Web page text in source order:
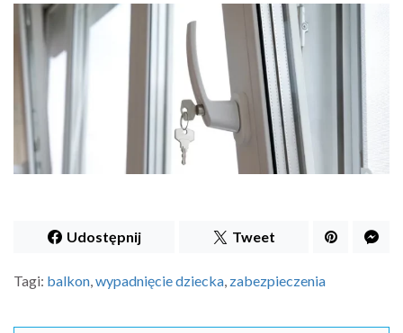
Udostępnij Tweet
Tagi: balkon,wypadnięcie dziecka, zabezpieczenia